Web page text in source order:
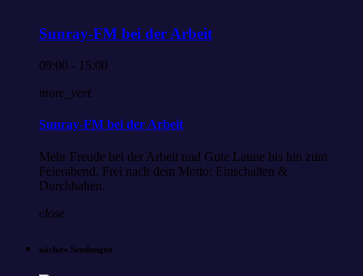
Sunray-FM bei der Arbeit
09:00 - 15:00
more_vert
Sunray-FM bei der Arbeit
Mehr Freude bei der Arbeit und Gute Laune bis hin zum
Feierabend. Frei nach dem Motto: Einschalten &
Durchhalten.
close
nächste Sendungen